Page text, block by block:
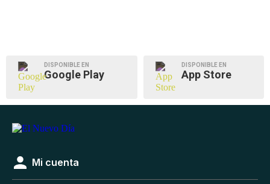
DISPONIBLE EN
Google Play
DISPONIBLE EN
App Store
Mi cuenta